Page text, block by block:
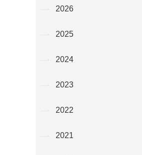
2026
2025
2024
2023
2022
2021